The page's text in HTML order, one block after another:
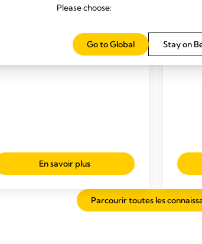
Choix éclairé –
Temps de lecture: 3 min.
En savoir plus
Parcourir toutes les
Please choose:
Stay on
Go to Global